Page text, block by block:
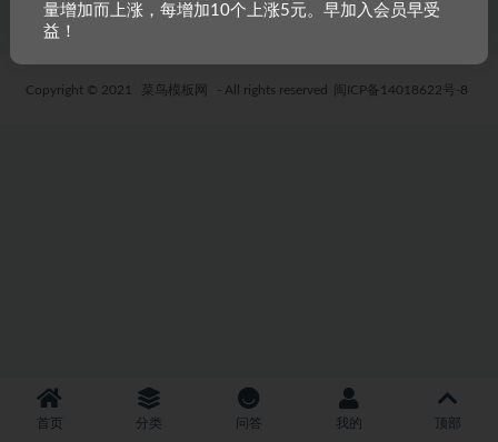
Copyright © 2021 菜鸟模板网 - All rights reserved 闽ICP备14018622号-8
首页 分类 问答 我的 顶部
量增加而上涨，每增加10个上涨5元。早加入会员早受
益！